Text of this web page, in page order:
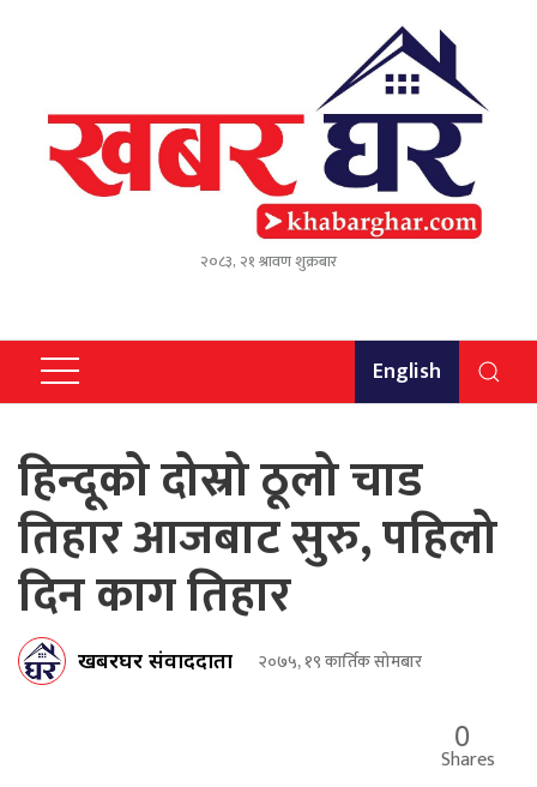
२०८३, २१ श्रावण शुक्रबार
English
हिन्दूको दोस्रो ठूलो चाड
तिहार आजबाट सुरु, पहिलो
दिन काग तिहार
खबरघर संवाददाता २०७५, १९ कार्तिक सोमबार
0
Shares